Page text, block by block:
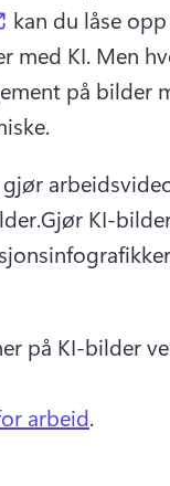
(opens in a new
kan du låse opp
med KI. Men
på bilder
Gjør KI-
på KI-bilder
arbeid.